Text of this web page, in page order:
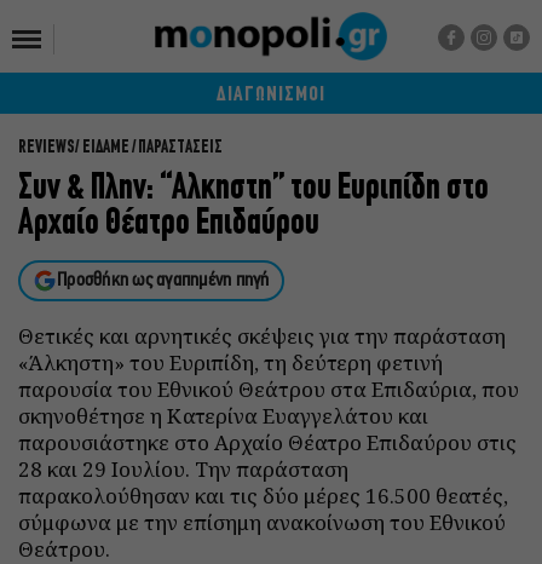
ΔΙΑΓΩΝΙΣΜΟΙ
REVIEWS ΕΙΔΑΜΕ / ΠΑΡΑΣΤΑΣΕΙΣ
Συν & Πλην: “Αλκηστη” του Ευριπίδη στο
Αρχαίο Θέατρο Επιδαύρου
Προσθήκη ως αγαπημένη πηγή
Θετικές και αρνητικές σκέψεις για την παράσταση
«Άλκηστη» του Ευριπίδη, τη δεύτερη φετινή
παρουσία του Εθνικού Θεάτρου στα Επιδαύρια, που
σκηνοθέτησε η Κατερίνα Ευαγγελάτου και
παρουσιάστηκε στο Αρχαίο Θέατρο Επιδαύρου στις
28 και 29 Ιουλίου. Την παράσταση
παρακολούθησαν και τις δύο μέρες 16.500 θεατές,
σύμφωνα με την επίσημη ανακοίνωση του Εθνικού
Θεάτρου.